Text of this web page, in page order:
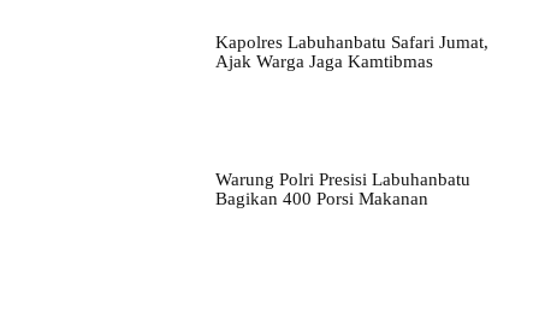
Kapolres Labuhanbatu Safari Jumat,
Ajak Warga Jaga Kamtibmas
Warung Polri Presisi Labuhanbatu
Bagikan 400 Porsi Makanan